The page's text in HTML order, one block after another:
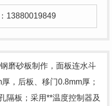
13880019849
磨砂板制作，面板连水斗
，后板、移门0.8mm厚；
隔板；采用**温度控制器及